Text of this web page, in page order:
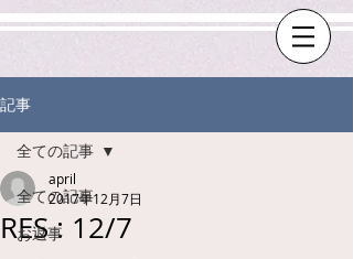
記事
全ての記事
お返事
全ての記事
RES : 12/7
april
2017年12月7日